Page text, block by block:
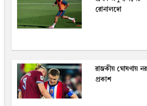
রোনালদো
রাজকীয় ঘোষণায়
প্রকাশ